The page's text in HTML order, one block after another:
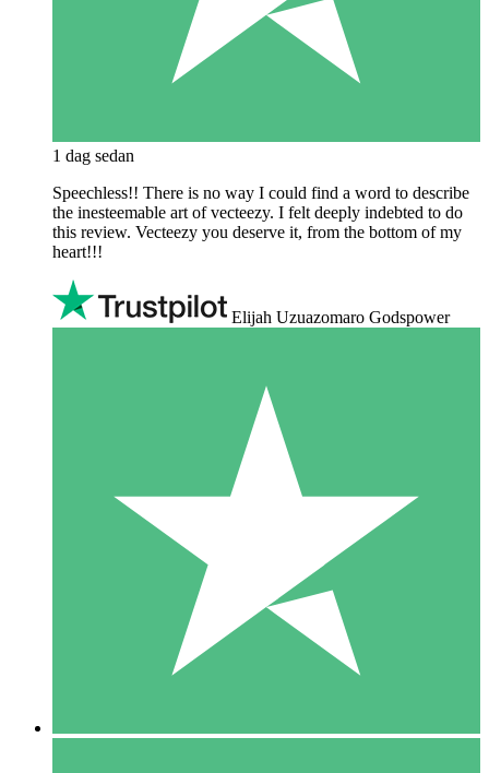
1 dag sedan
Speechless!! There is no way I could find a word to describe
the inesteemable art of vecteezy. I felt deeply indebted to do
this review. Vecteezy you deserve it, from the bottom of my
heart!!!
Elijah Uzuazomaro Godspower